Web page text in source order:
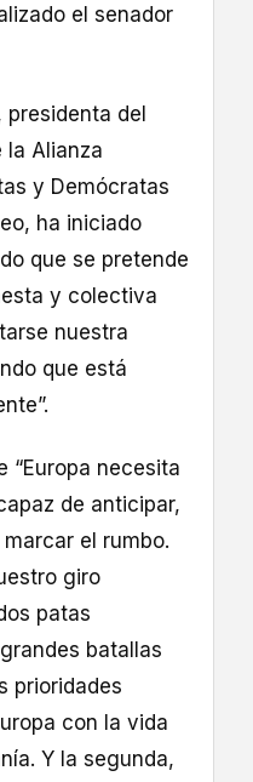
el senador
del
la Alianza
y Demócratas
ha iniciado
que se pretende
y colectiva
nuestra
que está
“Europa necesita
de anticipar,
el rumbo.
giro
patas
batallas
prioridades
con la vida
Y la segunda,